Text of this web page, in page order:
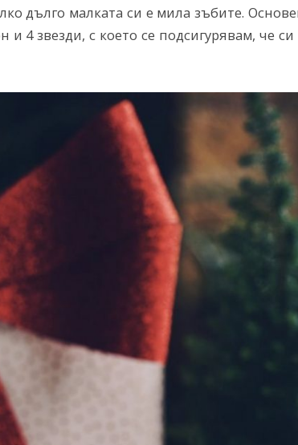
дълго малката си е мила зъбите.
4 звезди, с което се подсигурявам, че си